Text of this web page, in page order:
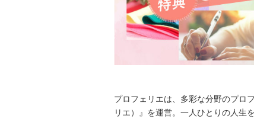
プロフェリエは、多彩な分野のプロ
リエ）』を運営。一人ひとりの人生